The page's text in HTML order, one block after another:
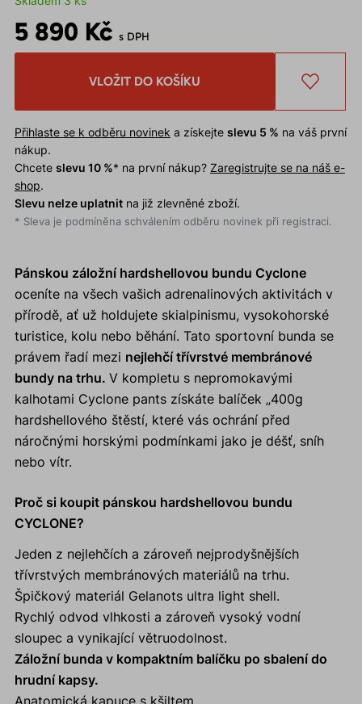
5 890 Kč s DPH
VLOŽIT DO KOŠÍKU
Přihlaste se k odběru novinek a získejte slevu 5 % na váš první
nákup.
Chcete slevu 10 %* na první nákup? Zaregistrujte se na náš e-
shop.
Slevu nelze uplatnitna již zlevněné zboží.
* Sleva je podmíněna schválením odběru novinek při registraci.
Pánskou záložní hardshellovou bundu Cyclone
oceníte na všech vašich adrenalinových aktivitách v
přírodě, ať už holdujete skialpinismu, vysokohorské
turistice, kolu nebo běhání. Tato sportovní bunda se
právem řadí mezi nejlehčí třívrstvé membránové
bundy na trhu. V kompletu s nepromokavými
kalhotami Cyclone pants získáte balíček „400g
hardshellového štěstí, které vás ochrání před
náročnými horskými podmínkami jako je déšť, sníh
nebo vítr.
Proč si koupit pánskou hardshellovou bundu
CYCLONE?
Jeden z nejlehčích a zároveň nejprodyšnějších
třívrstvých membránových materiálů na trhu.
Špičkový materiál Gelanots ultra light shell.
Rychlý odvod vlhkosti a zároveň vysoký vodní
sloupec a vynikající větruodolnost.
Záložní bunda v kompaktním balíčku po sbalení do
hrudní kapsy.